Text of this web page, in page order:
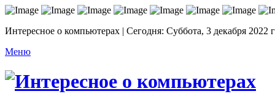
Интересное о компьютерах | Сегодня: Суббота, 3 декабря 2022
Меню